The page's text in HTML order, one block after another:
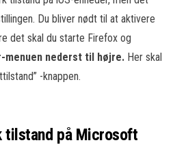
Du bliver nødt til at aktivere
det skal du starte Firefox og
menuen nederst til højre. Her skal
-knappen.
tilstand på Microsoft